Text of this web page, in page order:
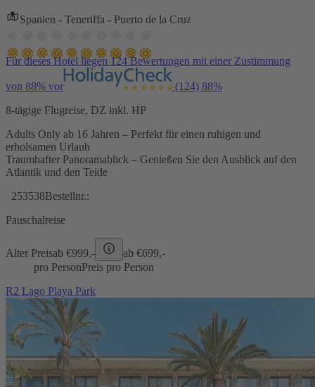
Spanien - Teneriffa - Puerto de la Cruz
Für dieses Hotel liegen 124 Bewertungen mit einer Zustimmung
von 88% vor (124) 88%
8-tägige Flugreise, DZ inkl. HP
Adults Only ab 16 Jahren – Perfekt für einen ruhigen und
erholsamen Urlaub
Traumhafter Panoramablick – Genießen Sie den Ausblick auf den
Atlantik und den Teide
253538Bestellnr.:
Pauschalreise
Alter Preisab €999,- ab €699,-
pro PersonPreis pro Person
R2 Lago Playa Park